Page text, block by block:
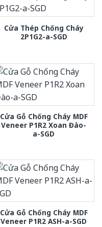
Cửa Thép Chống Cháy
2P1G2-a-SGD
Cửa Gỗ Chống Cháy MDF
Veneer P1R2 Xoan Đào-
a-SGD
Cửa Gỗ Chống Cháy MDF
Veneer P1R2 ASH-a-SGD